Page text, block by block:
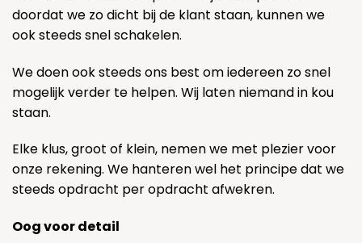
doordat we zo dicht bij de klant staan, kunnen we
ook steeds snel schakelen.
We doen ook steeds ons best om iedereen zo snel
mogelijk verder te helpen. Wij laten niemand in kou
staan.
Elke klus, groot of klein, nemen we met plezier voor
onze rekening. We hanteren wel het principe dat we
steeds opdracht per opdracht afwekren.
Oog voor detail